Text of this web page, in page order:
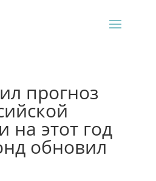
прогноз
на этот год
обновил